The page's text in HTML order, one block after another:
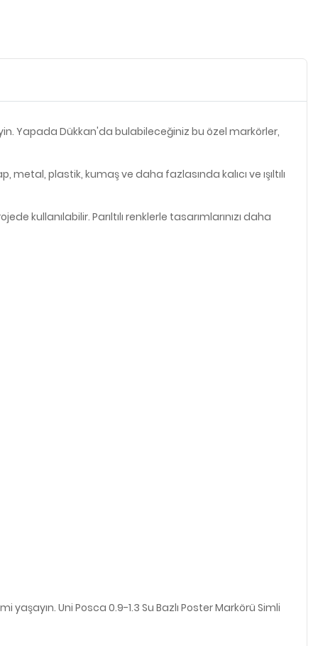
Yapada Dükkan'da bulabileceğiniz bu özel markörler,
metal, plastik, kumaş ve daha fazlasında kalıcı ve ışıltılı
kullanılabilir. Parıltılı renklerle tasarımlarınızı daha
Uni Posca 0.9-1.3 Su Bazlı Poster Markörü Simli